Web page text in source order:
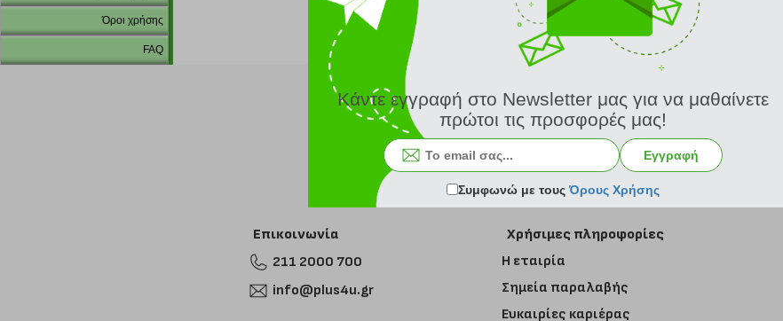
Όροι χρήσης
FAQ
Εγγραφή στο newsletter
Επικοινωνία
211 2000 700
info@plus4u.gr
Χρήσιμες πληροφορίες
Η εταιρία
Σημεία παραλαβής
Ευκαιρίες καριέρας
Κάντε εγγραφή στο Newsletter μας για να μαθαίνετε
πρώτοι τις προσφορές μας!
Εγγραφή
Συμφωνώ με τουςΌρους Χρήσης